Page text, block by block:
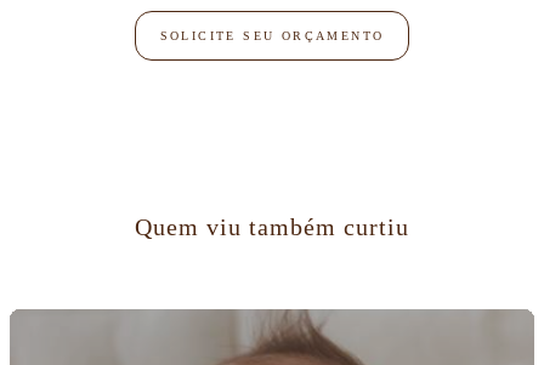
SOLICITE SEU ORÇAMENTO
Quem viu também curtiu